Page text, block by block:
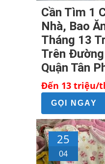
Cần Tìm 1
Nhà, Bao
Tháng 13
Trên
Quận Tân
Đến 13 triệu/
GỌI NGAY
25
04